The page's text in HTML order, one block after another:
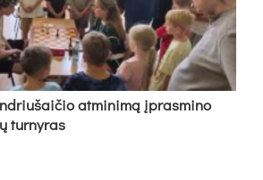
at­mi­ni­mą įpras­mi­no
tur­ny­ras